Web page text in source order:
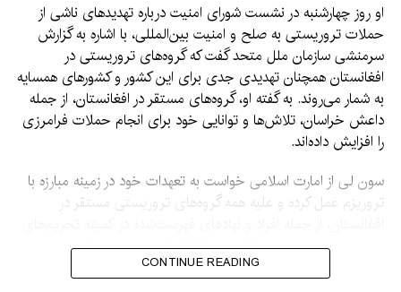
او روز چهارشنبه در نشست شورای امنیت درباره تهدیدهای ناشی از
حملات تروریستی به صلح و امنیت بین‌المللی، با اشاره به گزارش
سرمنشی سازمان ملل متحد گفت که گروه‌های تروریستی در
افغانستان همچنان تهدیدی جدی برای این کشور و کشورهای همسایه
به شمار می‌روند. به گفته او، گروه‌های مستقر در افغانستان، از جمله
داعش خراسان، تلاش‌ها و توانایی خود برای انجام حملات فرامرزی
را افزایش داده‌اند.
سون لی از امارت اسلامی خواست به تعهدات خود در زمینه مبارزه با
تروریزم عمل کرده و علیه همه گروه‌های تروریستی مستقر در
شورای امنیت بر اساس قطعنامه ۱۲۶۷، اقدامات جدی انجام دهد.
او هشدار داد که نباید اجازه داده شود افغانستان دوباره به محل رشد و
CONTINUE READING